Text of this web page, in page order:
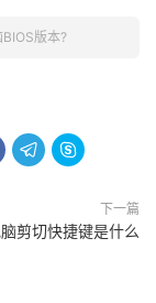
版本?
 
下一篇
剪切快捷键是什么